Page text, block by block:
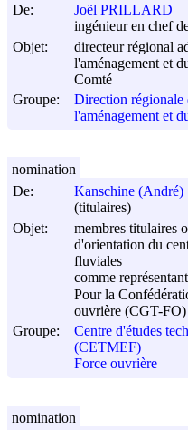
De:
Joël PRILLARD
ingénieur en chef
Objet:
directeur régional
l'aménagement et
Comté
Groupe:
Direction régionale
l'aménagement et
De:
Kanschine (André)
(titulaires)
Objet:
membres titulaires
d'orientation du
fluviales
comme
Pour la
ouvrière (CGT-FO)
Groupe:
Centre d'études
(CETMEF)
Force ouvrière
nomination
nomination